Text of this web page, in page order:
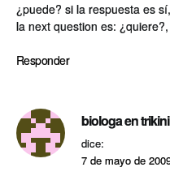
¿puede? si la respuesta es sí­,
la next question es:
Responder
biologa en
dice:
7 de mayo de